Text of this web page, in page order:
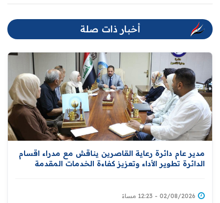
أخبار ذات صلة
مدير عام دائرة رعاية القاصرين يناقش مع مدراء اقسام
الدائرة تطوير الأداء وتعزيز كفاءة الخدمات المقدمة
02/08/2026 - 12:23 مساءً